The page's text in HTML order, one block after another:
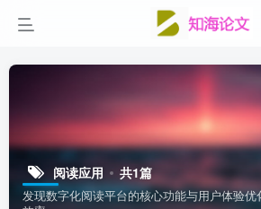
阅读应用 共1篇
发现数字化阅读平台的核心功能与用户体验